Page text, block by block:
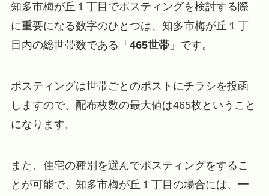
知多市梅が丘１丁目でポスティングを検討する際
に重要になる数字のひとつは、知多市梅が丘１丁
目内の総世帯数である「 465世帯」です。
ポスティングは世帯ごとのポストにチラシを投函
しますので、配布枚数の最大値は465枚ということ
になります。
また、住宅の種別を選んでポスティングをするこ
とが可能で、知多市梅が丘１丁目の場合には、 一